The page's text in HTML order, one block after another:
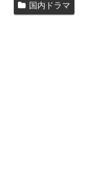
国内ドラマ